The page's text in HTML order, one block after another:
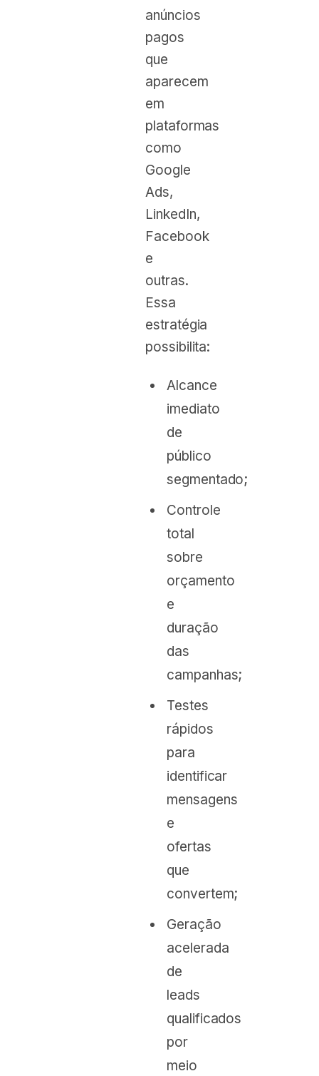
anúncios
pagos
que
aparecem
em
plataformas
como
Google
Ads,
LinkedIn,
Facebook
e
outras.
Essa
estratégia
possibilita:
Alcance
imediato
de
público
segmentado;
Controle
total
sobre
orçamento
e
duração
das
campanhas;
Testes
rápidos
para
identificar
mensagens
e
ofertas
que
convertem;
Geração
acelerada
de
leads
qualificados
por
meio